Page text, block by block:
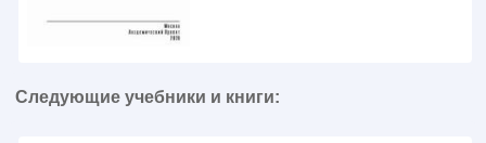
Следующие учебники и книги: